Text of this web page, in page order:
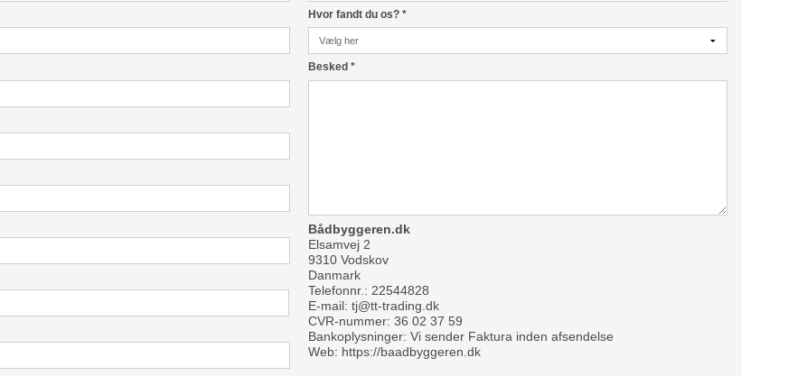
Hvor fandt du os?*
Besked*
Bådbyggeren.dk
Elsamvej 2
9310 Vodskov
Danmark
Telefonnr.: 22544828
E-mail:tj@tt-trading.dk
CVR-nummer: 36 02 37 59
Bankoplysninger: Vi sender Faktura inden afsendelse
Web: https://baadbyggeren.dk